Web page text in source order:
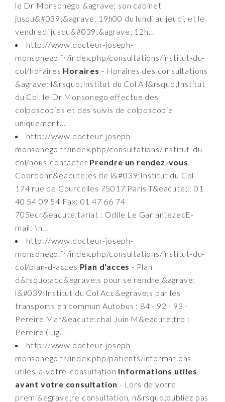
le Dr Monsonego &agrave; son cabinet
jusqu&#039;&agrave; 19h00 du lundi au jeudi, et le
vendredi jusqu&#039;&agrave; 12h...
http://www.docteur-joseph-
monsonego.fr/index.php/consultations/institut-du-
col/horaires Horaires - Horaires des consultations
&agrave; l&rsquo;Institut du Col A l&rsquo;Institut
du Col, le Dr Monsonego effectue des
colposcopies et des suivis de colposcopie
uniquement....
http://www.docteur-joseph-
monsonego.fr/index.php/consultations/institut-du-
col/nous-contacter Prendre un rendez-vous -
Coordonn&eacute;es de l&#039;Institut du Col
174 rue de Courcelles 75017 Paris T&eacute;l: 01
40 54 09 54 Fax: 01 47 66 74
70Secr&eacute;tariat : Odile Le GarlantezecE-
mail: \n...
http://www.docteur-joseph-
monsonego.fr/index.php/consultations/institut-du-
col/plan-d-acces Plan d'acces - Plan
d&rsquo;acc&egrave;s pour se rendre &agrave;
l&#039;Institut du Col Acc&egrave;s par les
transports en commun Autobus : 84 - 92 - 93 -
Pereire Mar&eacute;chal Juin M&eacute;tro :
Pereire (Lig...
http://www.docteur-joseph-
monsonego.fr/index.php/patients/informations-
utiles-a-votre-consultation Informations utiles
avant votre consultation - Lors de votre
premi&egrave;re consultation, n&rsquo;oubliez pas